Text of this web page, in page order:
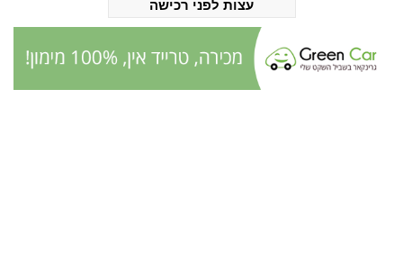
עצות לפני רכישה